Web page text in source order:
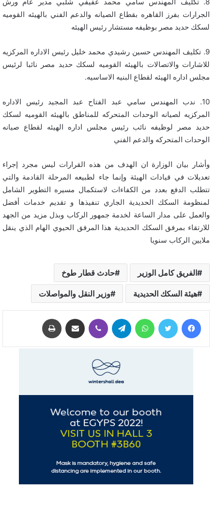
الجرارات بفرز القاهره بقطاع الصيانه والدعم الفني بالهيئه القوميه
لسكك حديد مصر بوظيفه مستشار رئيس الهيئه
9. تكليف المهندس حسين رشيدي محمد خليل رئيس الاداره المركزيه
للاشارات والاتصالات بالهيئه القوميه لسكك حديد مصر نائبا لرئيس
مجلس اداره الهيئه لقطاع البنيه الاساسيه.
10. ندب المهندس سامي عبد الفتاح عبد المجيد رئيس الاداره
المركزيه لصيانه الوحدات المتحركه للمناطق بالهيئه القوميه لسكك
حديد مصر لوظيفه نائب رئيس مجلس اداره الهيئه لقطاع صيانه
الوحدات المتحركه والدعم الفني
وأشار بيان الوزارة ان الهدف من هذه القرارات ليس مجرد إجراء
تعديلات في قيادات الهيئة وإنما جاء لطبيعه المرحلة القادمة والتي
تتطلب الدفع بعدد من الكفاءات لاستكمال مسيره التطوير الشامل
لمنظومة السكك الحديدية الجاري تنفيذها و تقديم خدمات أفضل
والعمل على مدار الساعة لخدمة جمهور الركاب وبذل مزيد من الجهد
للارتقاء بمرفق السكك الحديدية هذا المرفق الحيوي الهام الذي ينقل
ملايين الركاب سنويا
الفريق كامل الوزير حادث قطار طوخ
هيئة السكك الحديدية وزير النقل والمواصلات
فيسبوك تويتر واتساب تيلقرام ڤايبر مشاركة عبر البريد